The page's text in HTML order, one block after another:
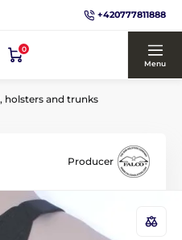
+420777811888
0
Menu
holsters and trunks
Producer